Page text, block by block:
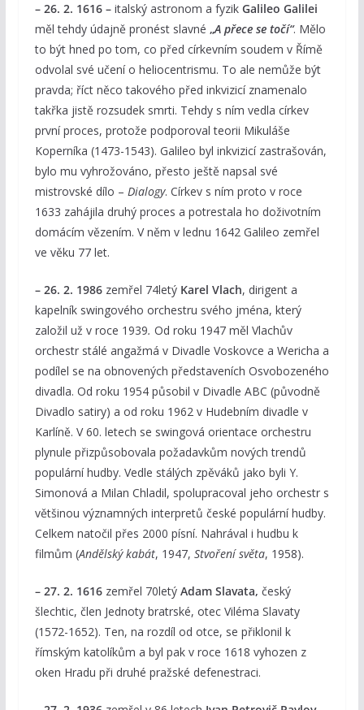
– 26. 2. 1616 –italský astronom a fyzik Galileo Galilei
měl tehdy údajně pronést slavné „A přece se točí“. Mělo
to být hned po tom, co před církevním soudem v Římě
odvolal své učení o heliocentrismu. To ale nemůže být
pravda; říct něco takového před inkvizicí znamenalo
takřka jistě rozsudek smrti. Tehdy s ním vedla církev
první proces, protože podporoval teorii Mikuláše
Koperníka (1473-1543). Galileo byl inkvizicí zastrašován,
bylo mu vyhrožováno, přesto ještě napsal své
mistrovské dílo – Dialogy. Církev s ním proto v roce
1633 zahájila druhý proces a potrestala ho doživotním
domácím vězením. V něm v lednu 1642 Galileo zemřel
ve věku 77 let.
– 26. 2. 1986zemřel 74letý Karel Vlach, dirigent a
kapelník swingového orchestru svého jména, který
založil už v roce 1939. Od roku 1947 měl Vlachův
orchestr stálé angažmá v Divadle Voskovce a Wericha a
podílel se na obnovených představeních Osvobozeného
divadla. Od roku 1954 působil v Divadle ABC (původně
Divadlo satiry) a od roku 1962 v Hudebním divadle v
Karlíně. V 60. letech se swingová orientace orchestru
plynule přizpůsobovala požadavkům nových trendů
populární hudby. Vedle stálých zpěváků jako byli Y.
Simonová a Milan Chladil, spolupracoval jeho orchestr s
většinou významných interpretů české populární hudby.
Celkem natočil přes 2000 písní. Nahrával i hudbu k
filmům (Andělský kabát, 1947, Stvoření světa, 1958).
– 27. 2. 1616zemřel 70letý Adam Slavata, český
šlechtic, člen Jednoty bratrské, otec Viléma Slavaty
(1572-1652). Ten, na rozdíl od otce, se přiklonil k
římským katolíkům a byl pak v roce 1618 vyhozen z
oken Hradu při druhé pražské defenestraci.